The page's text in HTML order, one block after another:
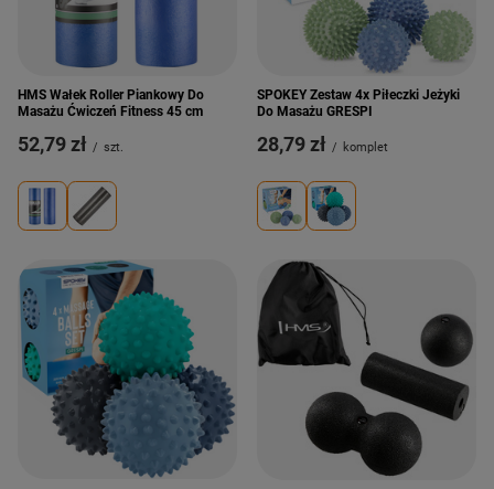
HMS Wałek Roller Piankowy Do
Masażu Ćwiczeń Fitness 45 cm
52,79 zł / szt.
SPOKEY Zestaw 4x Piłeczki Jeżyki
Do Masażu GRESPI
28,79 zł / komplet